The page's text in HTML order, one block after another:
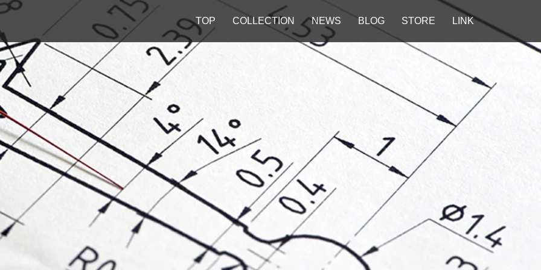
TOP COLLECTION NEWS BLOG STORE LINK